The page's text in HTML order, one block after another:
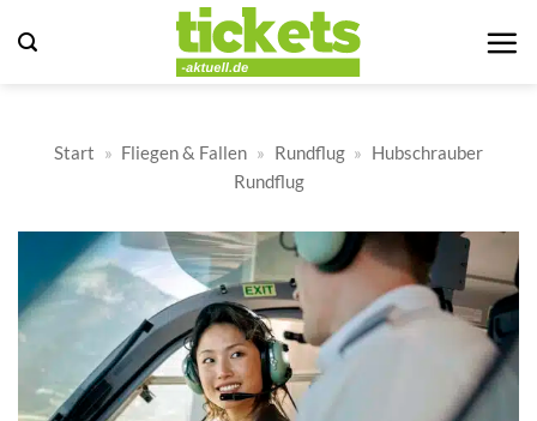
Inhalt
Start » Fliegen & Fallen » Rundflug » Hubschrauber
Rundflug